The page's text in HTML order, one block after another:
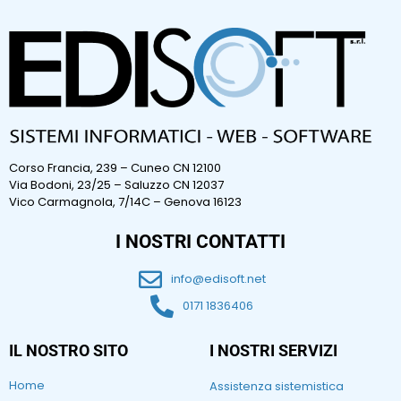
Corso Francia, 239 – Cuneo CN 12100
Via Bodoni, 23/25 – Saluzzo CN 12037
Vico Carmagnola, 7/14C – Genova 16123
I NOSTRI CONTATTI
info@edisoft.net
0171 1836406
IL NOSTRO SITO
Home
I NOSTRI SERVIZI
Assistenza sistemistica